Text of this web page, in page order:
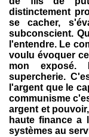
distinctement
se cacher,
subconscient.
l'entendre. Le
voulu évoquer
mon exposé.
supercherie.
l'argent que le
communisme
argent et
haute finance
systèmes au